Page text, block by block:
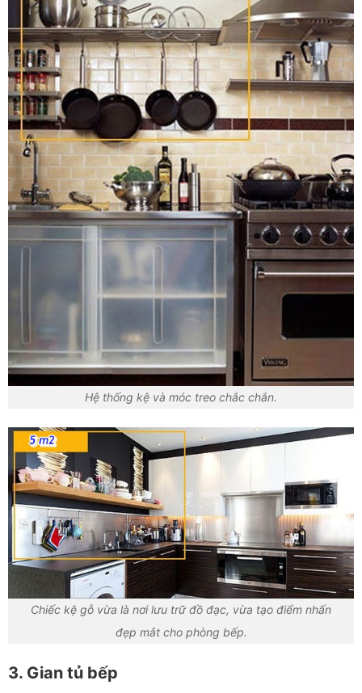
Hệ thống kệ và móc treo chắc chắn.
Chiếc kệ gỗ vừa là nơi lưu trữ đồ đạc, vừa tạo điểm nhấn
đẹp mắt cho phòng bếp.
3. Gian tủ bếp